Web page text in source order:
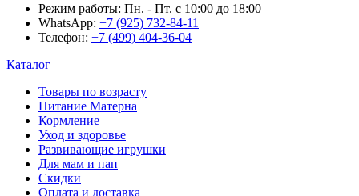
Режим работы: Пн. - Пт. с 10:00 до 18:00
WhatsApp: +7 (925) 732-84-11
Телефон: +7 (499) 404-36-04
Каталог
Товары по возрасту
Питание Матерна
Кормление
Уход и здоровье
Развивающие игрушки
Для мам и пап
Скидки
Оплата и доставка